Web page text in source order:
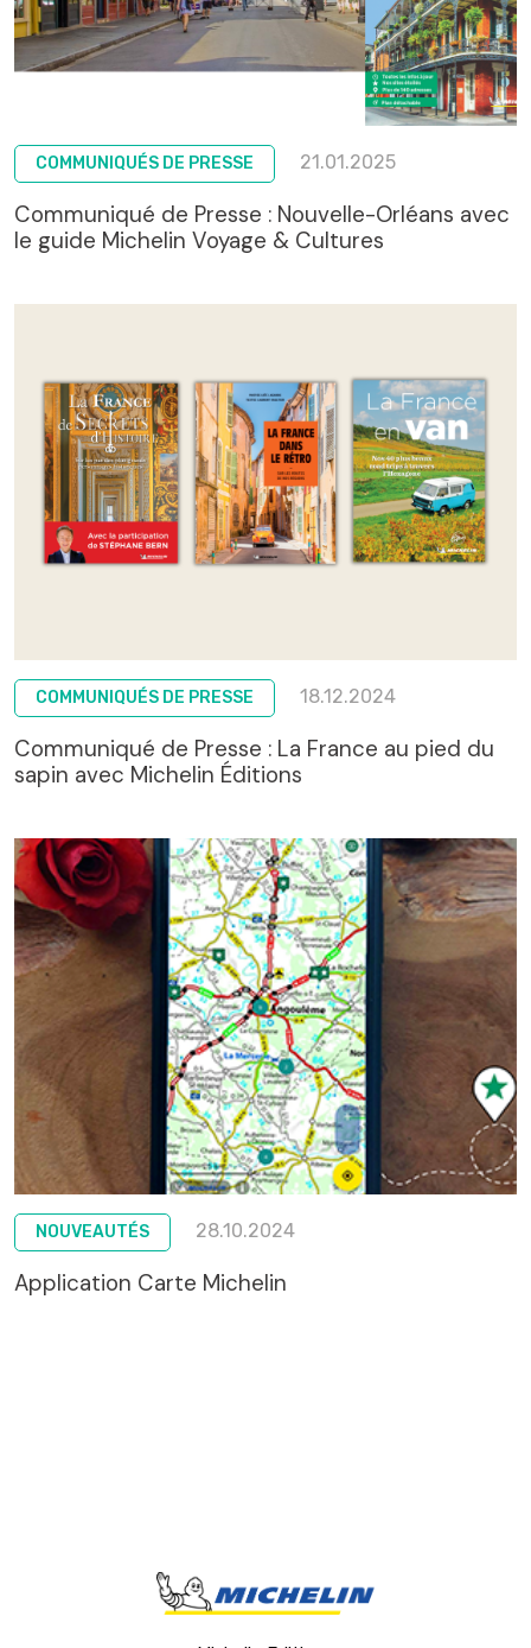
COMMUNIQUÉS DE PRESSE 21.01.2025
Communiqué de Presse : Nouvelle-Orléans avec
le guide Michelin Voyage & Cultures
COMMUNIQUÉS DE PRESSE 18.12.2024
Communiqué de Presse : La France au pied du
sapin avec Michelin Éditions
NOUVEAUTÉS 28.10.2024
Application Carte Michelin